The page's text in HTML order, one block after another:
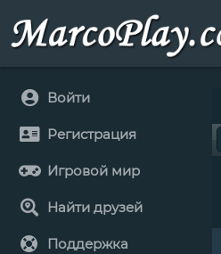
Войти
Регистрация
Игровой мир
Найти друзей
Поддержка